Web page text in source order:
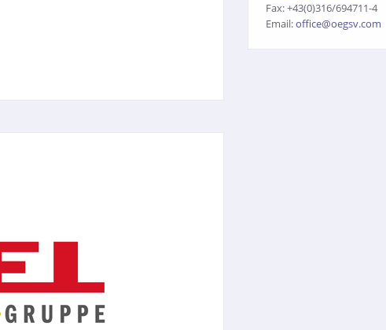
Fax: +43(0)316/694711-4
Email:office@oegsv.com